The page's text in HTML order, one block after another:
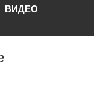
ВИДЕО